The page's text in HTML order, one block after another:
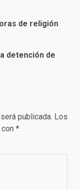
de religión
detención de
publicada. Los
*